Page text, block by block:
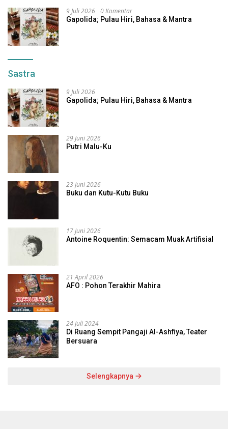
9 Juli 2026 0 Komentar
Gapolida; Pulau Hiri, Bahasa & Mantra
Sastra
9 Juli 2026
Gapolida; Pulau Hiri, Bahasa & Mantra
29 Juni 2026
Putri Malu-Ku
23 Juni 2026
Buku dan Kutu-Kutu Buku
17 Juni 2026
Antoine Roquentin: Semacam Muak Artifisial
21 April 2026
AFO : Pohon Terakhir Mahira
24 Juli 2024
Di Ruang Sempit Pangaji Al-Ashfiya, Teater
Bersuara
Selengkapnya